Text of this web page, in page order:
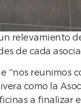
relevamiento
de cada
“nos reunimos
como la
a finalizar